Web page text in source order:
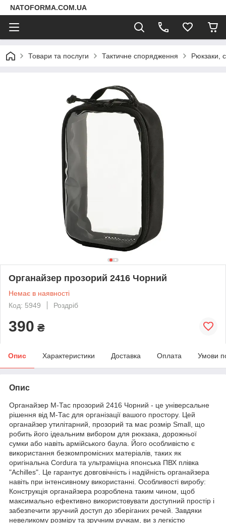
NATOFORMA.COM.UA
Товари та послуги Тактичне спорядження Рюкзаки,
Органайзер прозорий 2416 Чорний
Немає в наявності
Код: 5949
Роздріб
390 ₴
Опис Характеристики Доставка Оплата Умови
Опис
Органайзер М-Тас прозорий 2416 Чорний - це універсальне
рішення від М-Тас для організації вашого простору. Цей
органайзер утилітарний, прозорий та має розмір Small, що
робить його ідеальним вибором для рюкзака, дорожньої
сумки або навіть армійського баула. Його особливістю є
використання безкомпромісних матеріалів, таких як
оригінальна Cordura та ультраміцна японська ПВХ плівка
"Achilles". Це гарантує довговічність і надійність органайзера
навіть при інтенсивному використанні. Особливості виробу:
Конструкція органайзера розроблена таким чином, щоб
максимально ефективно використовувати доступний простір і
забезпечити зручний доступ до зберіганих речей. Завдяки
невеликому розміру та зручним ручкам, ви з легкістю